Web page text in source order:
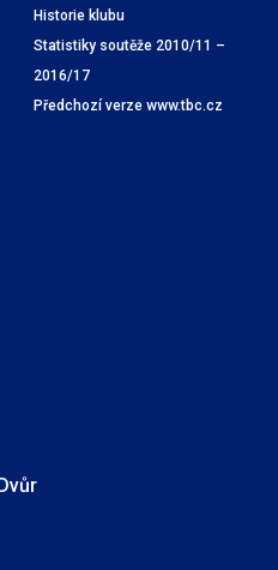
Historie klubu
Statistiky soutěže 2010/11 –
2016/17
Předchozí verze www.tbc.cz